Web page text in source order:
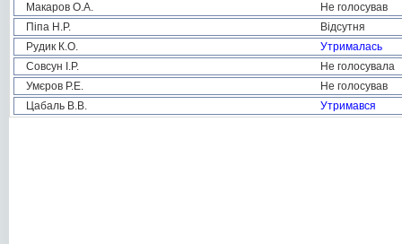
Макаров О.А.
Не голосував
Піпа Н.Р.
Відсутня
Рудик К.О.
Утрималась
Совсун І.Р.
Не голосувала
Умєров Р.Е.
Не голосував
Цабаль В.В.
Утримався